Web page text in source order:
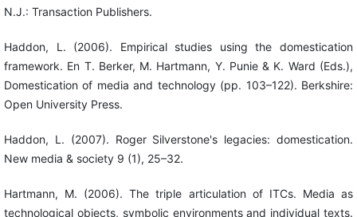
N.J.: Transaction Publishers.
Haddon, L. (2006). Empirical studies using the domestication
framework. En T. Berker, M. Hartmann, Y. Punie & K. Ward (Eds.),
Domestication of media and technology (pp. 103–122). Berkshire:
Open University Press.
Haddon, L. (2007). Roger Silverstone's legacies: domestication.
New media & society 9 (1), 25–32.
Hartmann, M. (2006). The triple articulation of ITCs. Media as
technological objects, symbolic environments and individual texts.